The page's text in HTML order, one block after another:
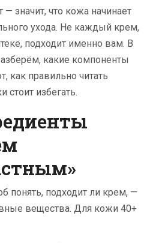
— значит, что кожа начинает
ухода. Не каждый крем,
подходит именно вам. В
какие компоненты
как правильно читать
стоит избегать.
понять, подходит ли крем, —
вещества. Для кожи 40+